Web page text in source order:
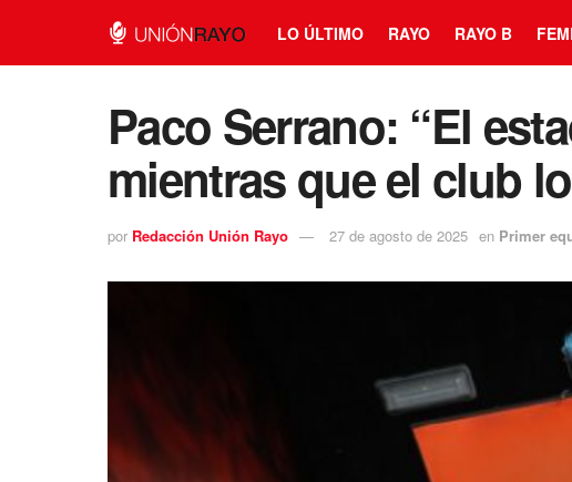
LO ÚLTIMO RAYO RAYO B
Paco Serrano: “El
mientras que el club
por Redacción Unión Rayo 27 de agosto de 2025 en Primer